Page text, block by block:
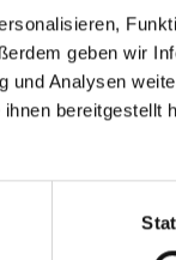
geben wir
Analysen
bereitgestellt